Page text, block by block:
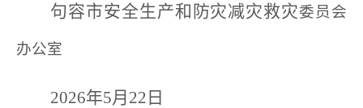
句容市安全生产和防灾减灾救灾委员会
办公室
2026年5月22日